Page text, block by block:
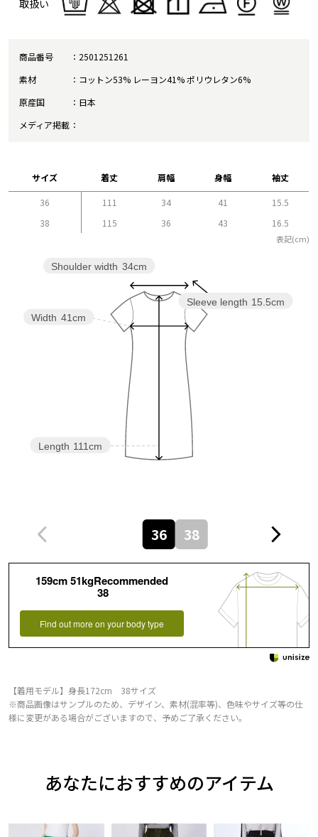
取扱い
商品番号
2501251261
素材
コットン53% レーヨン41% ポリウレタン6%
原産国
日本
メディア掲載
サイズ 着丈 肩幅 身幅 袖丈
36 111 34 41
15.5
38
115 36 43 16.5
表記(cm)
Sleeve length 15.5cm
Length 111cm
Width 41cm
Shoulder width 34cm
36 38
159cm 51kgRecommended
38
Find out more on your body type
【着用モデル】身長172cm 38サイズ
※商品画像はサンプルのため、デザイン、素材(混率等)、色味やサイズ等の仕
様に変更がある場合がございますので、予めご了承ください。
あなたにおすすめのアイテム